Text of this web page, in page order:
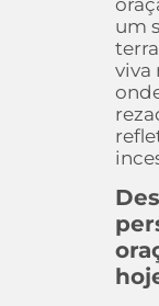
um
viva